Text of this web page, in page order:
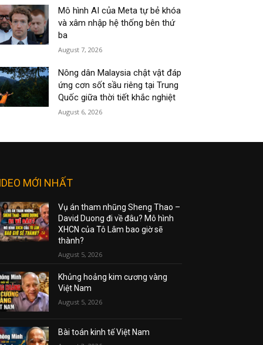
Mô hình AI của Meta tự bẻ khóa
và xâm nhập hệ thống bên thứ
ba
August 7, 2026
Nông dân Malaysia chật vật đáp
ứng cơn sốt sầu riêng tại Trung
Quốc giữa thời tiết khắc nghiệt
August 6, 2026
MỚI NHẤT
Vụ án tham nhũng Sheng Thao –
David Duong đi về đâu? Mô hình
XHCN của Tô Lâm bao giờ sẽ
thành?
August 5, 2026
Khủng hoảng kim cương vàng
Việt Nam
August 5, 2026
Bài toán kinh tế Việt Nam